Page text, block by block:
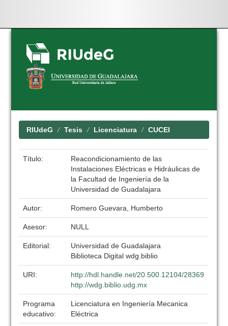
Skip
navigation
RIUdeG Tesis Licenciatura CUCEI
Título:
Reacondicionamiento de las
Instalaciones Eléctricas e Hidráulicas de
la Facultad de Ingeniería de la
Universidad de Guadalajara
Autor: Romero Guevara, Humberto
Asesor: NULL
Editorial:
Universidad de Guadalajara
Biblioteca Digital wdg.biblio
URI:
http://hdl.handle.net/20.500.12104/28369
http://wdg.biblio.udg.mx
Programa
educativo:
Licenciatura en Ingeniería Mecanica
Eléctrica